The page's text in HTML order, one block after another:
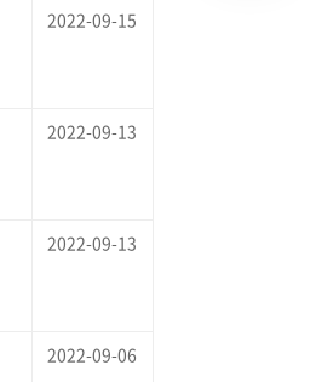
2022-09-15
2022-09-13
2022-09-13
2022-09-06